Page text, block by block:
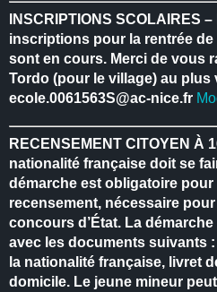
INSCRIPTIONS SCOLAIRES
inscriptions pour la rentrée de
sont en cours. Merci de vous
Tordo (pour le village) au plus
ecole.0061563S@ac-nice.fr
RECENSEMENT CITOYEN À
nationalité française doit se
démarche est obligatoire pour
recensement, nécessaire
concours d’État. La
avec les documents suivants
la nationalité française, livret
domicile. Le jeune mineur